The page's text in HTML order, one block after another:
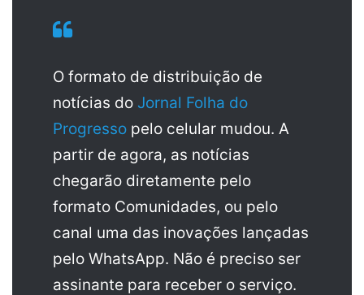
O formato de distribuição de
notícias do Jornal Folha do
Progresso pelo celular mudou. A
partir de agora, as notícias
chegarão diretamente pelo
formato Comunidades, ou pelo
canal uma das inovações lançadas
pelo WhatsApp. Não é preciso ser
assinante para receber o serviço.